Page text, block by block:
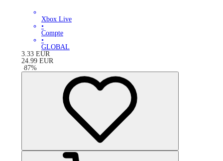
Xbox Live
•
Compte
•
GLOBAL
3.33 EUR
24.99 EUR
-87%